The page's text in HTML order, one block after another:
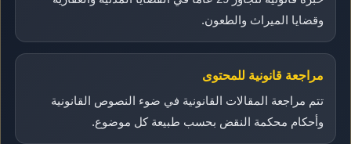
وقضايا الميراث والطعون.
مراجعة قانونية للمحتوى
تتم مراجعة المقالات القانونية في ضوء النصوص القانونية
وأحكام محكمة النقض بحسب طبيعة كل موضوع.